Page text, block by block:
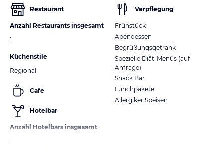
Restaurant
Anzahl Restaurants insgesamt
1
Küchenstile
Regional
Cafe
Hotelbar
Anzahl Hotelbars insgesamt
1
Verpflegung
Frühstück
Abendessen
Begrüßungsgetränk
Spezielle Diät-Menüs (auf
Anfrage)
Snack Bar
Lunchpakete
Allergiker Speisen